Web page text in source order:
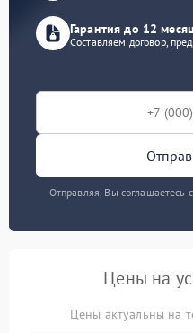
Гарантия до 12
Составляем договор,
Отправляя, Вы соглашаетесь
Цены на
Цены актуальны на